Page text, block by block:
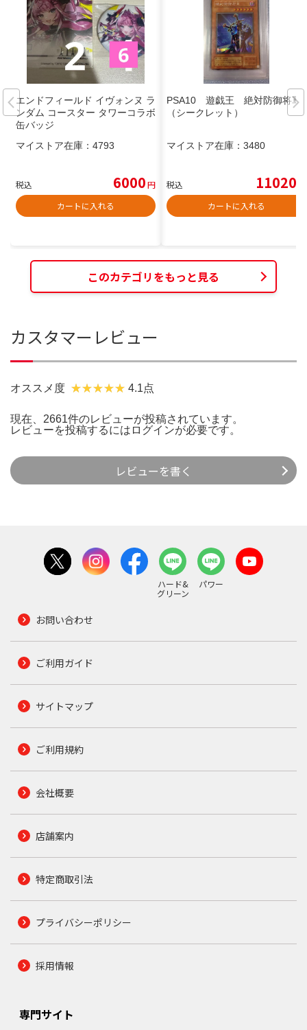
エンドフィールド イヴォンヌ ラ
ンダム コースター タワーコラボ
缶バッジ
マイストア在庫： 4793
税込 6000円
カートに入れる
PSA10 遊戯王 絶対防御将軍
（シークレット）
マイストア在庫： 3480
税込 11020
カートに入れる
このカテゴリをもっと見る
カスタマーレビュー
オススメ度 4.1点
現在、2661件のレビューが投稿されています。
レビューを投稿するには ログインが必要です。
レビューを書く
ハード&
グリーン
パワー
お問い合わせ
ご利用ガイド
サイトマップ
ご利用規約
会社概要
店舗案内
特定商取引法
プライバシーポリシー
採用情報
専門サイト